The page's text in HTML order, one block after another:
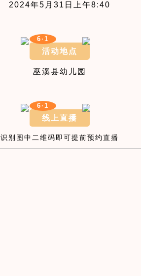
2024年5月31日上午8:40
6·1
活动地点
巫溪县幼儿园
6·1
线上直播
识别图中二维码即可提前预约直播